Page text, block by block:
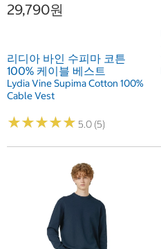
29,790원
리디아 바인 수피마 코튼
100% 케이블 베스트
Lydia Vine Supima Cotton 100%
Cable Vest
★★★★★
★★★★★ 5.0 (5)